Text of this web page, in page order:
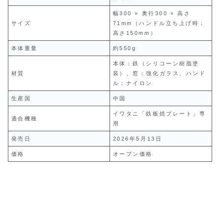
サイズ
幅300 × 奥行300 × 高さ
71mm（ハンドル立ち上げ時：
高さ150mm）
本体重量 約550g
材質
本体：鉄（シリコーン樹脂塗
装）、窓：強化ガラス、ハンド
ル：ナイロン
生産国 中国
適合機種
イワタニ「鉄板焼プレート」専
用
発売日 2026年5月13日
価格 オープン価格